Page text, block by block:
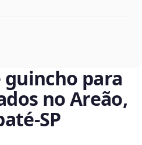
guincho para
no Areão,